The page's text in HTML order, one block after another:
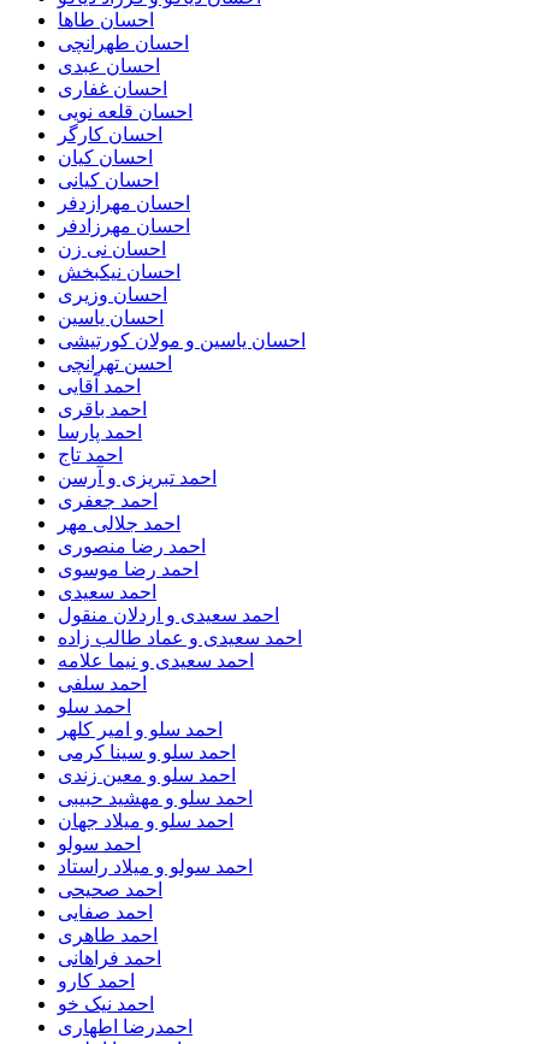
احسان طاها
احسان طهرانچی
احسان عبدی
احسان غفاری
احسان قلعه نویی
احسان کارگر
احسان کیان
احسان کیانی
احسان مهرازدفر
احسان مهرزادفر
احسان نی زن
احسان نیکبخش
احسان وزیری
احسان یاسین
احسان یاسین و مولان کورتیشی
احسن تهرانچی
احمد آقایی
احمد باقری
احمد پارسا
احمد تاج
احمد تبریزی و آرسن
احمد جعفری
احمد جلالی مهر
احمد رضا منصوری
احمد رضا موسوی
احمد سعیدی
احمد سعیدی و اردلان منقول
احمد سعیدی و عماد طالب زاده
احمد سعیدی و نیما علامه
احمد سلفی
احمد سلو
احمد سلو و امیر کلهر
احمد سلو و سینا کرمی
احمد سلو و معین زندی
احمد سلو و مهشید حبیبی
احمد سلو و میلاد جهان
احمد سولو
احمد سولو و میلاد راستاد
احمد صحیحی
احمد صفایی
احمد طاهری
احمد فراهانی
احمد کارو
احمد نیک خو
احمدرضا اطهاری